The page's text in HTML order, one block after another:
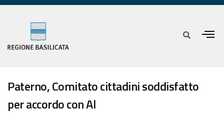
Paterno, Comitato cittadini soddisfatto
per accordo con Al